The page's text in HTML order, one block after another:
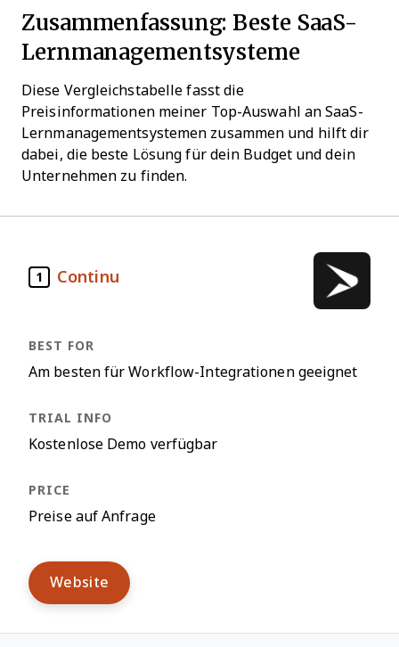
Zusammenfassung: Beste SaaS-
Lernmanagementsysteme
Diese Vergleichstabelle fasst die
Preisinformationen meiner Top-Auswahl an SaaS-
Lernmanagementsystemen zusammen und hilft dir
dabei, die beste Lösung für dein Budget und dein
Unternehmen zu finden.
1 Continu
Am besten für Workflow-Integrationen geeignet
Kostenlose Demo verfügbar
Preise auf Anfrage
Website